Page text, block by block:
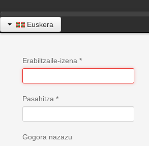
Euskera
Erabiltzaile-izena *
Pasahitza *
Gogora nazazu